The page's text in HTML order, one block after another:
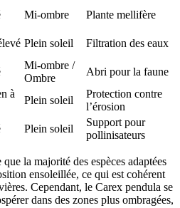
Mi-ombre
Plante mellifère
Plein soleil Filtration des eaux
Mi-ombre /
Ombre
Abri pour la faune
à
Plein soleil
Protection contre
l’érosion
Plein soleil
Support pour
pollinisateurs
la majorité des espèces adaptées
ensoleillée, ce qui est cohérent
Cependant, le Carex pendula se
dans des zones plus ombragées,